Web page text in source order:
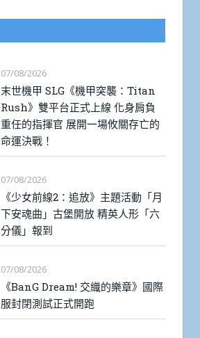
07/08/2026
末世機甲 SLG《機甲突襲：Titan
Rush》雙平台正式上線 化身肩負
重任的指揮官 展開一場攸關存亡的
命運決戰！
07/08/2026
《少女前線2：追放》主題活動「月
下安魂曲」古堡開放 精英人形「六
分儀」報到
07/08/2026
《BanG Dream! 交織的樂章》國際
服封閉測試正式開跑